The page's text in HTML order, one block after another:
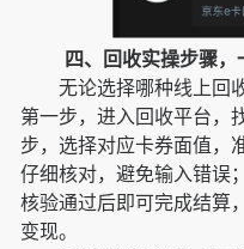
四、回收实操步骤
无论选择哪种线上回
第一步，进入回收平台，
步，选择对应卡券面值，
仔细核对，避免输入错误
核验通过后即可完成结算
变现。